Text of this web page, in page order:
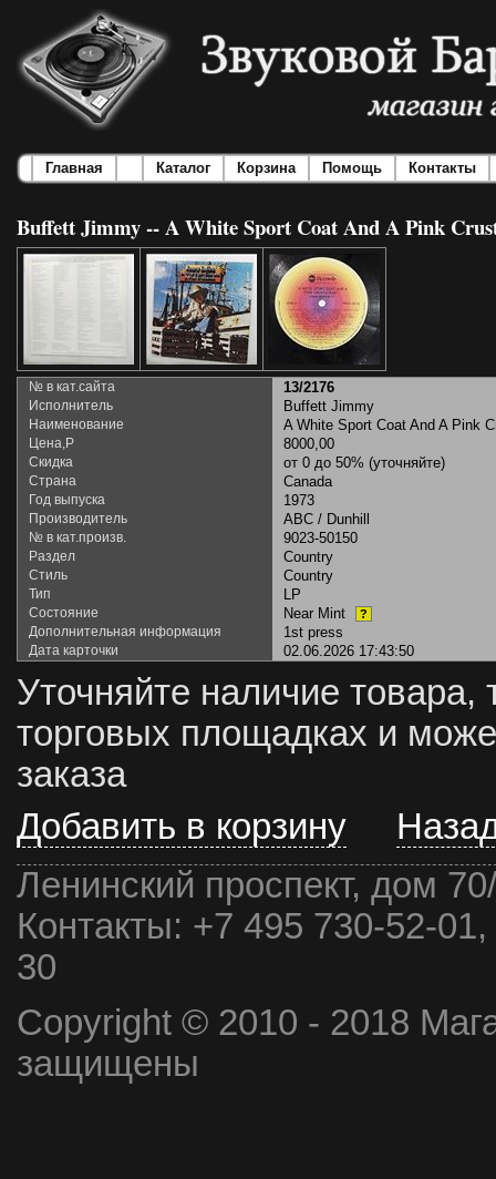
Главная Каталог Корзина Помощь Контакты
Buffett Jimmy -- A White Sport Coat And A Pink
№ в кат.сайта 13/2176
Исполнитель Buffett Jimmy
Наименование A White Sport Coat And A Pink
Цена,Р 8000,00
Скидка от 0 до 50% (уточняйте)
Страна Canada
Год выпуска 1973
Производитель ABC / Dunhill
№ в кат.произв. 9023-50150
Раздел Country
Стиль Country
Тип LP
Состояние Near Mint ?
Дополнительная информация 1st press
Дата карточки 02.06.2026 17:43:50
Уточняйте наличие товара,
торговых площадках и
заказа
Добавить в корзину
Ленинский проспект, дом
Контакты: +7 495 730-52-
30
Copyright © 2010 - 2018
защищены